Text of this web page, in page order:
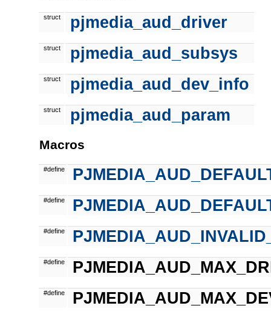
struct pjmedia_aud_driver
struct pjmedia_aud_subsys
struct pjmedia_aud_dev_info
struct pjmedia_aud_param
Macros
#define
#define
#define
#define
#define